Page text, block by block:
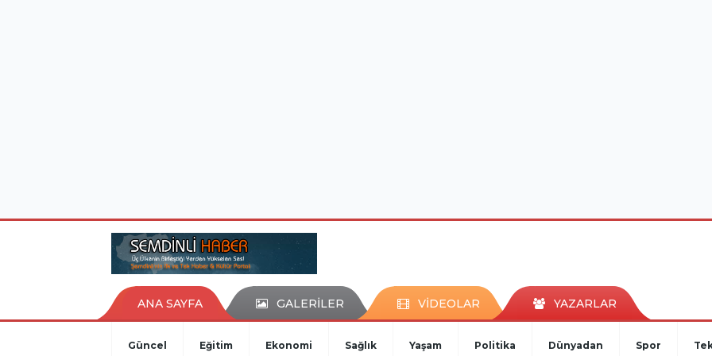
ANA SAYFA GALERİLER VİDEOLAR YAZARLAR
Güncel Eğitim Ekonomi Sağlık Yaşam Politika Dünyadan Spor